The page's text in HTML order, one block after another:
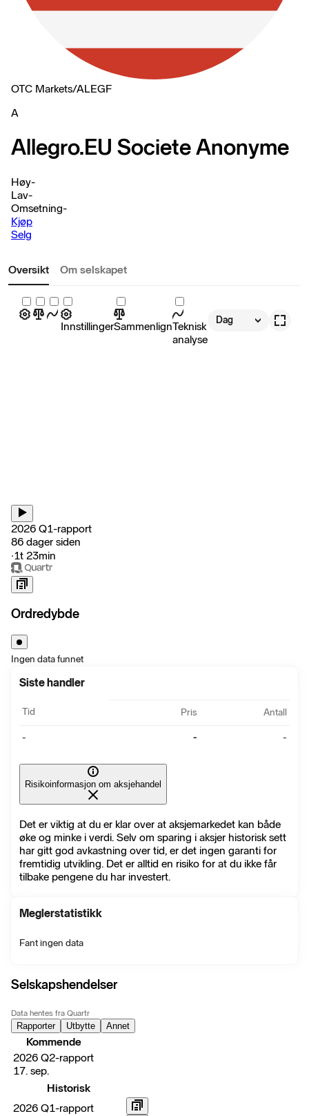
OTC Markets/ALEGF
A
Allegro.EU Societe Anonyme
Høy-
Lav-
Omsetning-
Kjøp
Selg
Oversikt Om selskapet
InnstillingerSammenlignTeknisk
analyse
Dag
2026 Q1-rapport
86 dager siden
‧1t 23min
Ordredybde
Ingen data funnet
Siste handler
Tid Pris Antall
- - -
Risikoinformasjon om aksjehandel
Det er viktig at du er klar over at aksjemarkedet kan både
øke og minke i verdi. Selv om sparing i aksjer historisk sett
har gitt god avkastning over tid, er det ingen garanti for
fremtidig utvikling. Det er alltid en risiko for at du ikke får
tilbake pengene du har investert.
Meglerstatistikk
Fant ingen data
Selskapshendelser
Data hentes fra Quartr
Rapporter Utbytte Annet
Kommende
2026 Q2-rapport
17. sep.
Historisk
2026 Q1-rapport